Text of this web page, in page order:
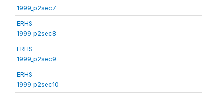
1999_p2sec7
ERHS
1999_p2sec8
ERHS
1999_p2sec9
ERHS
1999_p2sec10